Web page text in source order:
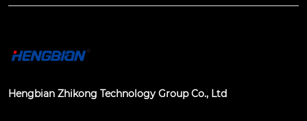
Hengbian Zhikong Technology Group Co., Ltd